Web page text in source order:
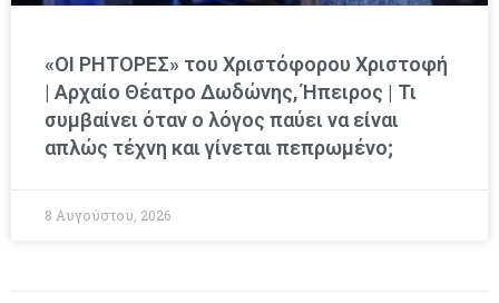
«ΟΙ ΡΗΤΟΡΕΣ» του Χριστόφορου Χριστοφή
| Αρχαίο Θέατρο Δωδώνης, Ήπειρος | Τι
συμβαίνει όταν ο λόγος παύει να είναι
απλώς τέχνη και γίνεται πεπρωμένο;
8 Αυγούστου, 2026